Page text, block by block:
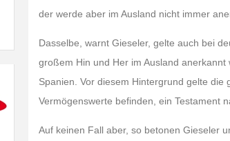
der werde aber im Ausland nicht immer
Dasselbe, warnt Gieseler, gelte auch bei
großem Hin und Her im Ausland
Spanien. Vor diesem Hintergrund gelte
Vermögenswerte befinden, ein Testament
Auf keinen Fall aber, so betonen Gieseler